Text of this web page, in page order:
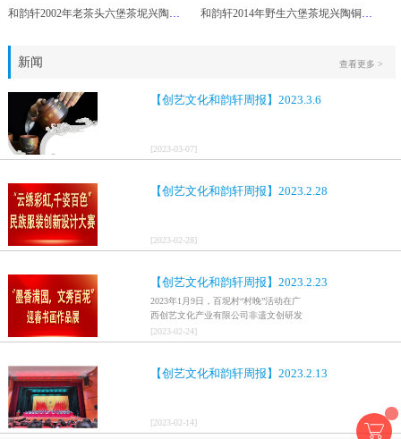
和韵轩2002年老茶头六堡茶坭兴陶铜鼓茶罐 和韵轩2014年野生六堡茶坭兴陶铜鼓茶罐
新闻
【创艺文化和韵轩周报】2023.3.6
[2023-03-07]
【创艺文化和韵轩周报】2023.2.28
[2023-02-28]
【创艺文化和韵轩周报】2023.2.23
2023年1月9日，百坭村“村晚”活动在广
西创艺文化产业有限公司非遗文创研发
基地、百色市乐业县百坭壮族织布技艺
传承创意基地正式开启，活动紧扣“启航
村特色设计舞美，突出乡村文艺新体
[2023-02-24]
【创艺文化和韵轩周报】2023.2.13
[2023-02-14]
查看更多 >